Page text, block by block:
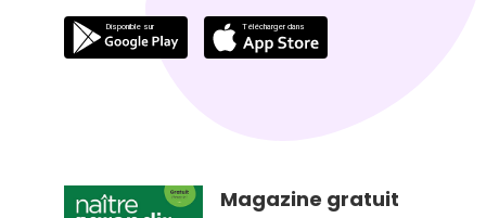
Magazine gratuit